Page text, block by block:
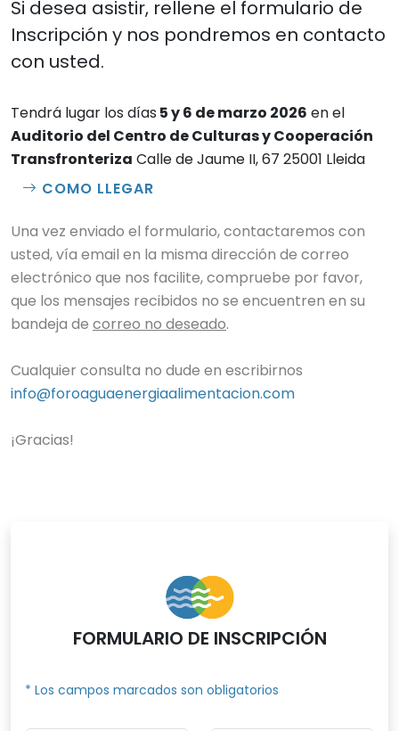
Si desea asistir, rellene el formulario de
Inscripción y nos pondremos en contacto
con usted.
Tendrá lugar los días 5 y 6 de marzo 2026 en el
Auditorio del Centro de Culturas y Cooperación
Transfronteriza Calle de Jaume II, 67 25001 Lleida
COMO LLEGAR
Una vez enviado el formulario, contactaremos con
usted, vía email en la misma dirección de correo
electrónico que nos facilite, compruebe por favor,
que los mensajes recibidos no se encuentren en su
bandeja de correo no deseado.
Cualquier consulta no dude en escribirnos
info@foroaguaenergiaalimentacion.com
¡Gracias!
FORMULARIO DE INSCRIPCIÓN
* Los campos marcados son obligatorios